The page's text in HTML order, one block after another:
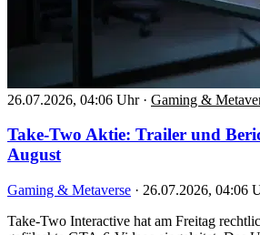
26.07.2026, 04:06 Uhr · Gaming &
Take-Two Aktie: Trailer und
August
Gaming & Metaverse · 26.07.2026, 04:06
Take-Two Interactive hat am Freitag